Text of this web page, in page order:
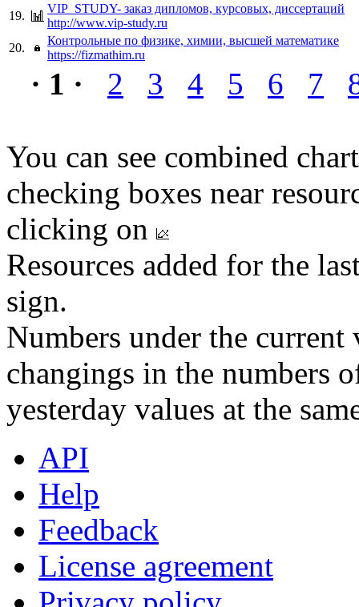
19.
VIP_STUDY- заказ дипломов, курсовых, диссертаций
http://www.vip-study.ru
20.
Контрольные по физике, химии, высшей математике
https://fizmathim.ru
· 1 · 2 3 4 5 6 7
You can see combined
checking boxes near
clicking on
Resources added for the
sign.
Numbers under the
changings in the numbers
yesterday values at the
API
Help
Feedback
License agreement